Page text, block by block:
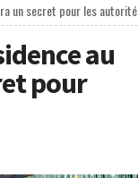
un secret pour les
au
pour